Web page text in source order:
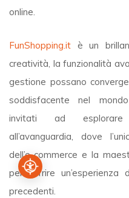
online.
FunShopping.it è un
creatività, la funzionalità
gestione possano
soddisfacente nel
invitati ad esplorare
all’avanguardia, dove
dell’e-commerce e la
per offrire un’esperienza
precedenti.